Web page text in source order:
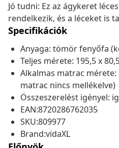
Jó tudni: Ez az ágykeret
rendelkezik, és a léceket is
Specifikációk
Anyaga: tömör fenyőfa
Teljes mérete: 195,5 x
Alkalmas matrac mérete:
matrac nincs mellékelve)
Összeszerelést igényel:
EAN:8720286762035
SKU:809977
Brand:vidaXL